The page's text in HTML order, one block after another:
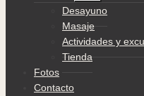
hijo
Desayuno
Masaje
Actividades y
Tienda
Fotos
Contacto